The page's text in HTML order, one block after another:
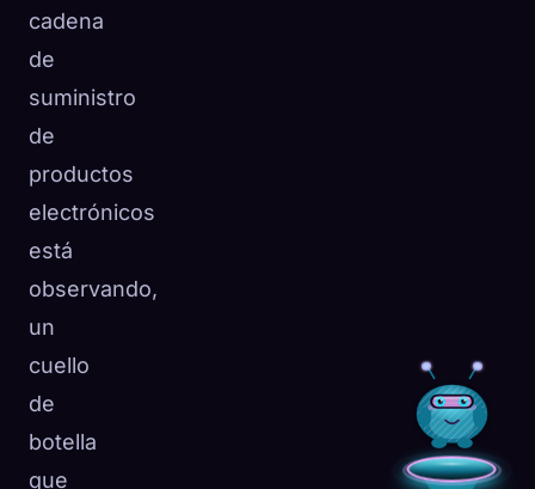
cadena
de
suministro
de
productos
electrónicos
está
observando,
un
cuello
de
botella
que